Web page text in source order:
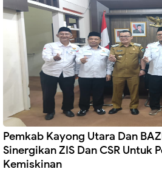
Pemkab Kayong Utara Dan
Sinergikan ZIS Dan CSR Untuk
Kemiskinan